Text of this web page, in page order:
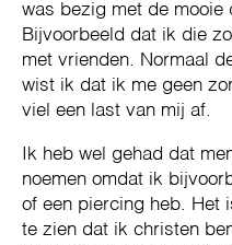
was bezig met de mooie
Bijvoorbeeld dat ik die
met vrienden. Normaal
wist ik dat ik me geen
viel een last van mij af.
Ik heb wel gehad dat
noemen omdat ik
of een piercing heb. Het
te zien dat ik christen